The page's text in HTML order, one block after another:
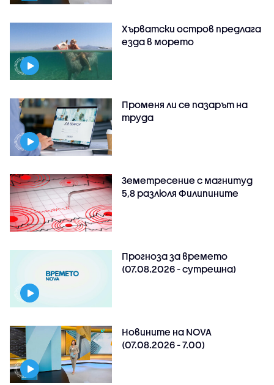
Хърватски остров предлага
езда в морето
Променя ли се пазарът на
труда
Земетресение с магнитуд
5,8 разлюля Филипините
Прогноза за времето
(07.08.2026 - сутрешна)
Новините на NOVA
(07.08.2026 - 7.00)